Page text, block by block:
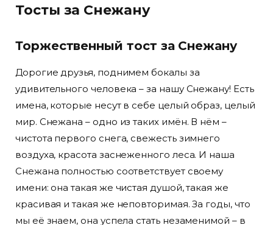
Тосты за Снежану
Торжественный тост за Снежану
Дорогие друзья, поднимем бокалы за
удивительного человека – за нашу Снежану! Есть
имена, которые несут в себе целый образ, целый
мир. Снежана – одно из таких имён. В нём –
чистота первого снега, свежесть зимнего
воздуха, красота заснеженного леса. И наша
Снежана полностью соответствует своему
имени: она такая же чистая душой, такая же
красивая и такая же неповторимая. За годы, что
мы её знаем, она успела стать незаменимой – в